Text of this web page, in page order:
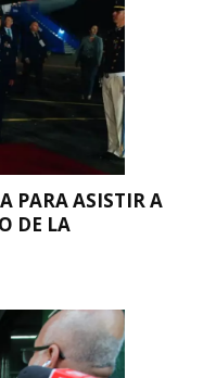
PARA ASISTIR A
DE LA